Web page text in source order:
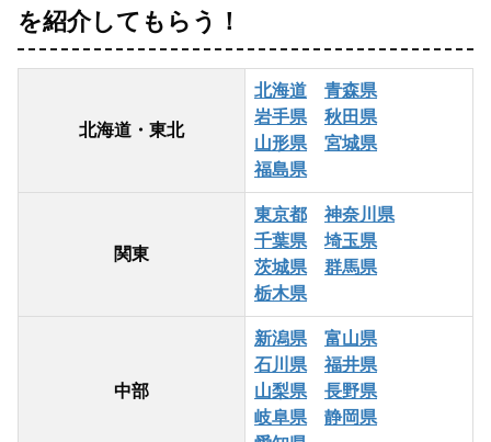
を紹介してもらう！
北海道・東北
北海道
青森県
岩手県
秋田県
山形県
宮城県
福島県
関東
東京都
神奈川県
千葉県
埼玉県
茨城県
群馬県
栃木県
中部
新潟県
富山県
石川県
福井県
山梨県
長野県
岐阜県
静岡県